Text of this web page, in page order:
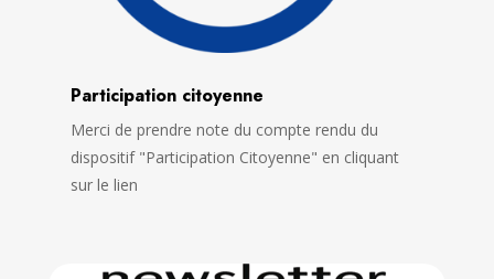
Participation citoyenne
Merci de prendre note du compte rendu du
dispositif "Participation Citoyenne" en cliquant
sur le lien